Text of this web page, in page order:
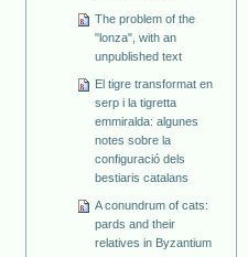
The problem of the
"lonza", with an
unpublished text
El tigre transformat en
serp i la tigretta
emmiralda: algunes
notes sobre la
configuració dels
bestiaris catalans
A conundrum of cats:
pards and their
relatives in Byzantium